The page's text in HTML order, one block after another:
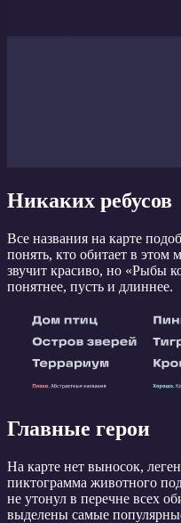
Никаких ребусов
Все названия на карте
понять, кто обитает в этом
звучит красиво, но «Рыбы
понятнее, пусть и длиннее.
Главные герои
На карте нет выносок,
пиктограмма животного
не утонул в перечне всех
выделены самые